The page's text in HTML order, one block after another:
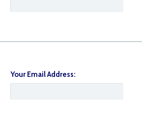
Your Email Address: